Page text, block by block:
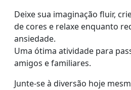
Deixe sua imaginação fluir,
de cores e relaxe enquanto
ansiedade.
Uma ótima atividade para
amigos e familiares.
Junte-se à diversão hoje